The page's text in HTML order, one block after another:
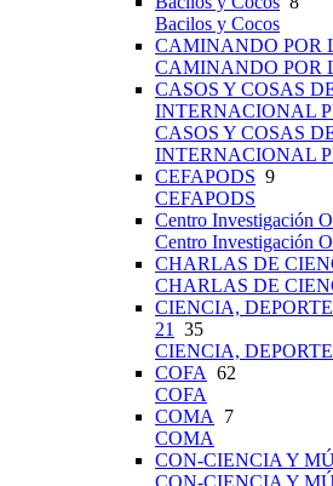
Bacilos y Cocos
CAMINANDO POR
CAMINANDO POR
CASOS Y COSAS
INTERNACIONAL
CASOS Y COSAS
INTERNACIONAL
CEFAPODS 9
CEFAPODS
Centro Investigación
Centro Investigación
CHARLAS DE
CHARLAS DE
CIENCIA,
21 35
CIENCIA,
COFA 62
COFA
COMA 7
COMA
CON-CIENCIA Y